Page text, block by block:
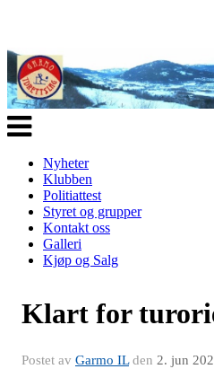
Veksle
navigasjon
Nyheter
Klubben
Politiattest
Styret og grupper
Kontakt oss
Galleri
Kjøp og Salg
Klart for
Postet av Garmo ILden 2. jun